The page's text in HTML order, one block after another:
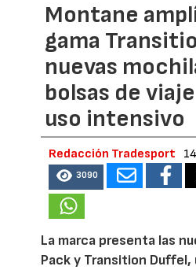
Montane
gama
nuevas
bolsas de
uso intensivo
Redacción Tradesport
3090
La marca presenta las
Pack y Transition